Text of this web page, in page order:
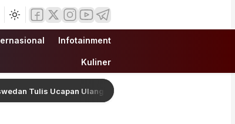
Infotainment
Kuliner
Ucapan Ulang Tahun Romantis untuk Fery Farhati,